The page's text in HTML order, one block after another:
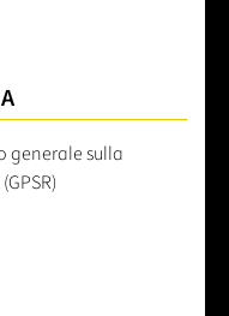
generale sulla